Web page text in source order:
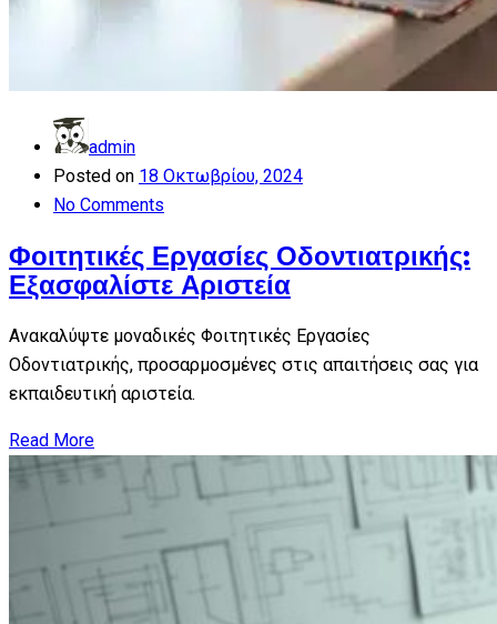
admin
Posted on 18 Οκτωβρίου, 2024
No Comments
Φοιτητικές Εργασίες Οδοντιατρικής:
Εξασφαλίστε Αριστεία
Ανακαλύψτε μοναδικές Φοιτητικές Εργασίες
Οδοντιατρικής, προσαρμοσμένες στις απαιτήσεις σας για
εκπαιδευτική αριστεία.
Read More